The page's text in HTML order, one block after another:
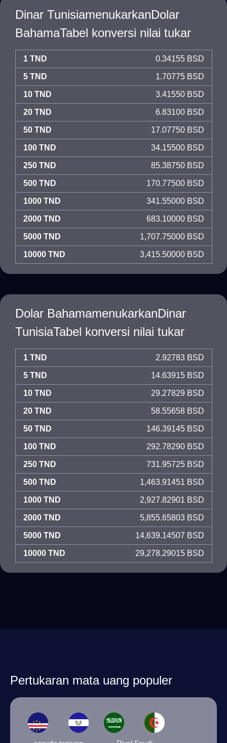
Dinar TunisiamenukarkanDolar
BahamaTabel konversi nilai tukar
1 TND 0.34155 BSD
5 TND 1.70775 BSD
10 TND 3.41550 BSD
20 TND 6.83100 BSD
50 TND 17.07750 BSD
100 TND 34.15500 BSD
250 TND 85.38750 BSD
500 TND 170.77500 BSD
1000 TND 341.55000 BSD
2000 TND 683.10000 BSD
5000 TND 1,707.75000 BSD
10000 TND 3,415.50000 BSD
Dolar BahamamenukarkanDinar
TunisiaTabel konversi nilai tukar
1 TND 2.92783 BSD
5 TND 14.63915 BSD
10 TND 29.27829 BSD
20 TND 58.55658 BSD
50 TND 146.39145 BSD
100 TND 292.78290 BSD
250 TND 731.95725 BSD
500 TND 1,463.91451 BSD
1000 TND 2,927.82901 BSD
2000 TND 5,855.65803 BSD
5000 TND 14,639.14507 BSD
10000 TND 29,278.29015 BSD
Pertukaran mata uang populer